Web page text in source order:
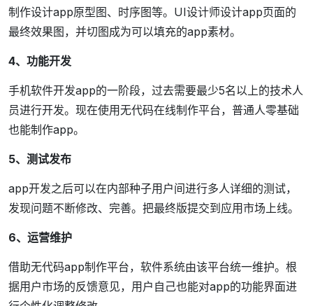
制作设计app原型图、时序图等。UI设计师设计app页面的
最终效果图，并切图成为可以填充的app素材。
4、功能开发
手机软件开发app的一阶段，过去需要最少5名以上的技术人
员进行开发。现在使用无代码在线制作平台，普通人零基础
也能制作app。
5、测试发布
app开发之后可以在内部种子用户间进行多人详细的测试，
发现问题不断修改、完善。把最终版提交到应用市场上线。
6、运营维护
借助无代码app制作平台，软件系统由该平台统一维护。根
据用户市场的反馈意见，用户自己也能对app的功能界面进